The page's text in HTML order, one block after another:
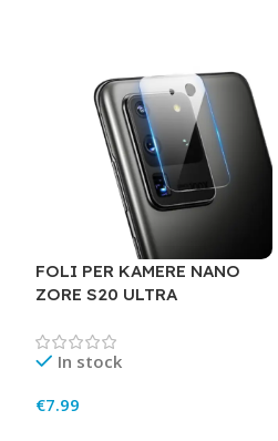
FOLI PER KAMERE NANO
ZORE S20 ULTRA
In stock
€7.99